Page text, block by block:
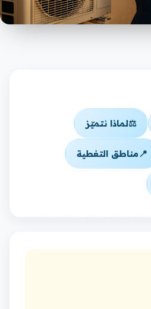
⚖️لماذا نتميّز
📍مناطق التغطية